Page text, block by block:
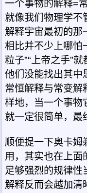
一个事物的解释=
就像我们物理学不
解释宇宙最初的那
相比并不少上哪怕
粒子”“上帝之手”
他们没能找出其中
常恒解释与常变解
样地，当一个事物
就一定很简单，最
顺便提一下奥卡姆
用，其实也在上面
足够强烈的规律性
解释反而会越加清